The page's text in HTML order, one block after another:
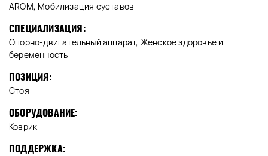
AROM, Мобилизация суставов
СПЕЦИАЛИЗАЦИЯ:
Опорно-двигательный аппарат, Женское здоровье и
беременность
ПОЗИЦИЯ:
Стоя
ОБОРУДОВАНИЕ:
Коврик
ПОДДЕРЖКА: